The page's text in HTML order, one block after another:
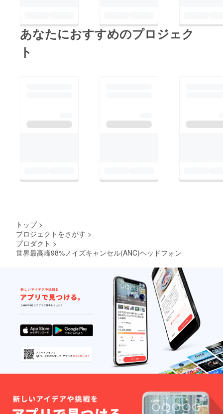
あなたにおすすめのプロジェク
ト
トップ >
プロジェクトをさがす >
プロダクト >
世界最高峰98%ノイズキャンセル(ANC)ヘッドフォン